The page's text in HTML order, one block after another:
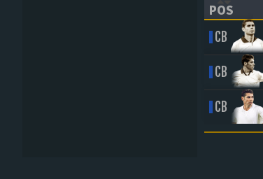
POS
(CLICK
CB
CB
CB